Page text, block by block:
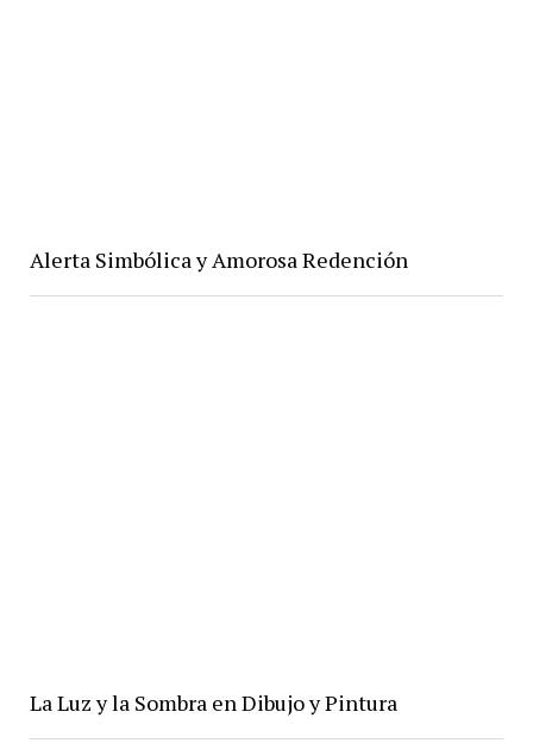
Alerta Simbólica y Amorosa Redención
La Luz y la Sombra en Dibujo y Pintura